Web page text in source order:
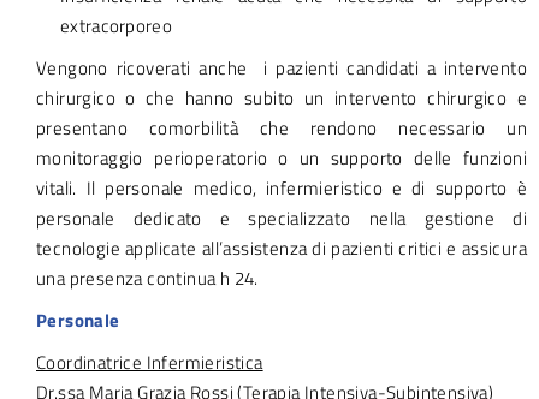
extracorporeo
Vengono ricoverati anche i pazienti candidati a intervento
chirurgico o che hanno subito un intervento chirurgico e
presentano comorbilità che rendono necessario un
monitoraggio perioperatorio o un supporto delle funzioni
vitali. Il personale medico, infermieristico e di supporto è
personale dedicato e specializzato nella gestione di
tecnologie applicate all’assistenza di pazienti critici e assicura
una presenza continua h 24.
Personale
Coordinatrice Infermieristica
Dr.ssa Maria Grazia Rossi (Terapia Intensiva-Subintensiva)